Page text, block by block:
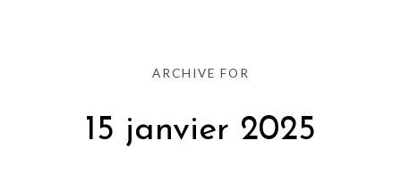
ARCHIVE FOR
15 janvier 2025